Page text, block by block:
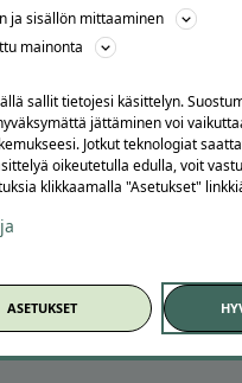
MEIHIN
uutiskirje
työpaikat
mediassa
Offerillassa
ja sisällön mittaaminen
mainonta
sallit tietojesi käsittelyn.
jättäminen voi
Jotkut teknologiat
oikeutetulla edulla, voit
klikkaamalla "Asetukset"
ASETUKSET